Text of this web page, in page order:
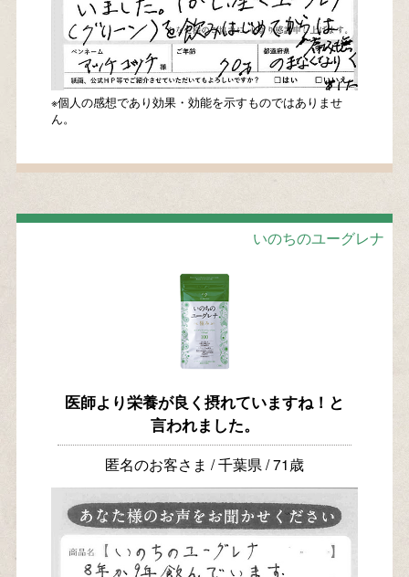
※個人の感想であり効果・効能を示すものではありませ
ん。
いのちのユーグレナ
医師より栄養が良く摂れていますね！と
言われました。
匿名のお客さま / 千葉県 / 71歳